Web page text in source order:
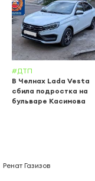
#ДТП
В Челнах Lada Vesta
сбила подростка на
бульваре Касимова
Ренат Газизов